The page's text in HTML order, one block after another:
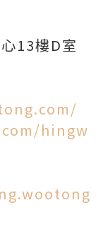
13樓D室
hingw